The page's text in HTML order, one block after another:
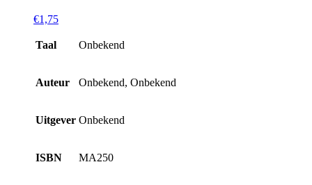
€1,75
Taal Onbekend
Auteur Onbekend, Onbekend
Uitgever Onbekend
ISBN MA250